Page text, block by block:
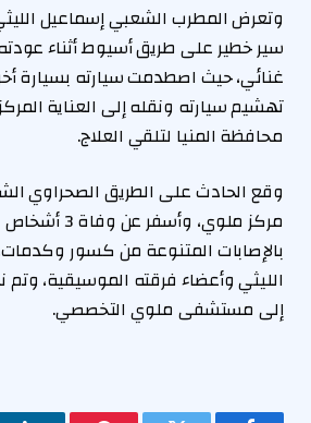
وتعرض المطرب الشعبي إسماعيل
سير خطير على طريق أسيوط أثناء
غنائي، حيث اصطدمت سيارته بسيارة
تهشيم سيارته ونقله إلى العناية
محافظة المنيا لتلقي العلاج.
وقع الحادث على الطريق الصحراوي
بالإصابات المتنوعة من كسور
الليثي وأعضاء فرقته الموسيقية، وتم
إلى مستشفى ملوي التخصصي.